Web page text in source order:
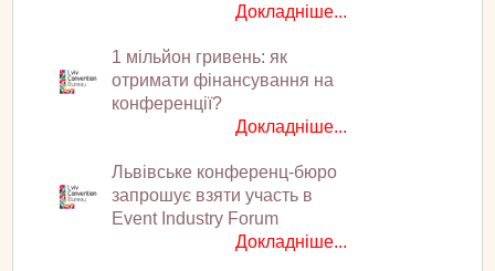
Докладніше...
1 мільйон гривень: як
отримати фінансування на
конференції?
Докладніше...
Львівське конференц-бюро
запрошує взяти участь в
Event Industry Forum
Докладніше...